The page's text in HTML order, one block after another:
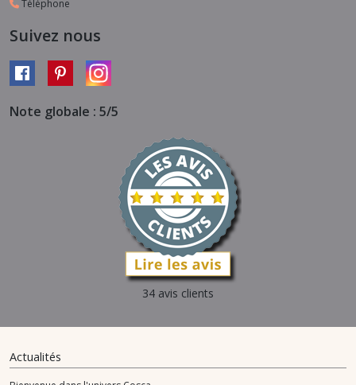
Téléphone
Suivez nous
Note globale : 5/5
34 avis clients
Actualités